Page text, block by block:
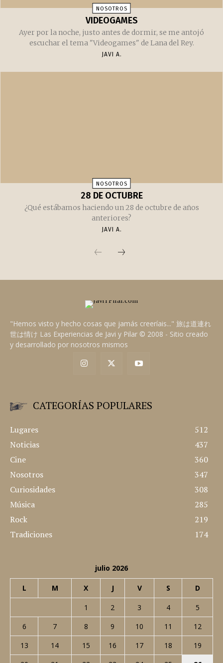
NOSOTROS
VIDEOGAMES
Ayer por la noche, justo antes de dormir, se me antojó
escuchar el tema "Videogames" de Lana del Rey.
JAVI A.
NOSOTROS
28 DE OCTUBRE
¿Qué estábamos haciendo un 28 de octubre de años
anteriores?
JAVI A.
"Hemos visto y hecho cosas que jamás creeríais..." 旅は道連れ
世は情け Las Experiencias de Javi y Pilar © 2008 - Sitio creado
y desarrollado por nosotros mismos
CATEGORÍAS POPULARES
Lugares
512
Noticias
437
Cine
360
Nosotros
347
Curiosidades
308
Música
285
Rock
219
Tradiciones
174
julio 2026
L M X J V S D
1 2 3 4
5
6
7 8 9 10 11
12
13
14 15 16 17 18
19